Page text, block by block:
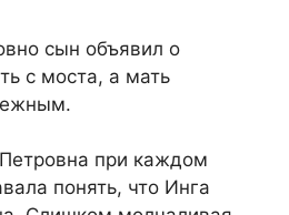
сын объявил о
с моста, а мать
при каждом
понять, что Инга